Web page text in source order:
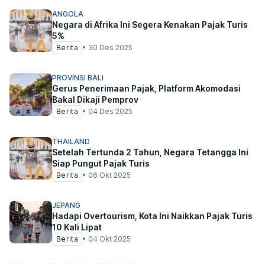
ANGOLA
Negara di Afrika Ini Segera Kenakan Pajak Turis
5%
Berita • 30 Des 2025
PROVINSI BALI
Gerus Penerimaan Pajak, Platform Akomodasi
Bakal Dikaji Pemprov
Berita • 04 Des 2025
THAILAND
Setelah Tertunda 2 Tahun, Negara Tetangga Ini
Siap Pungut Pajak Turis
Berita • 06 Okt 2025
JEPANG
Hadapi Overtourism, Kota Ini Naikkan Pajak Turis
10 Kali Lipat
Berita • 04 Okt 2025